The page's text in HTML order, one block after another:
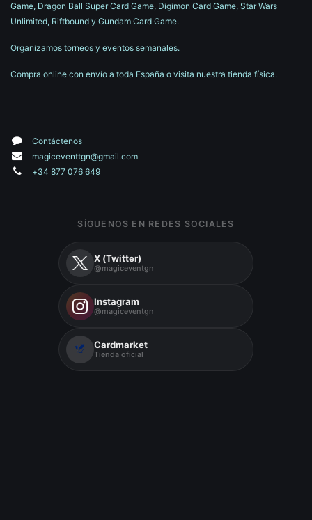
Game, Dragon Ball Super Card Game, Digimon Card Game, Star Wars
Unlimited, Riftbound y Gundam Card Game.
Organizamos torneos y eventos semanales.
Compra online con envío a toda España o visita nuestra tienda física.
Contáctenos
magiceventtgn@gmail.com
+34 877 076 649
SÍGUENOS EN REDES SOCIALES
X (Twitter)
@magiceventgn
Instagram
@magiceventgn
Cardmarket
Tienda oficial